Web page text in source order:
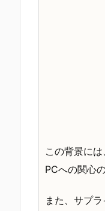
この背景に
PCへの関心
また、サプ